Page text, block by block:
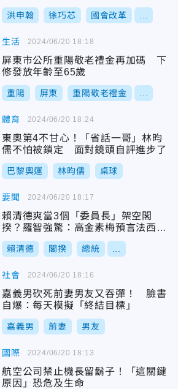
洪申翰 徐巧芯 國會改革
生活
屏東市公所重陽敬老禮金再加碼 下
修發放年齡至65歲
重陽 屏東 重陽敬老禮金
2024/06/20 18:18
體育
東奧第4不甘心！「省話一哥」林昀
儒不怕被鎖定 面對鏡頭自評進步了
巴黎奧運 林昀儒 桌球
2024/06/20 18:24
要聞
賴清德爽當3個「委員長」架空閣
揆？羅智強驚：高金素梅預言法西斯
化成真中
賴清德 閣揆 總統
2024/06/20 18:17
社會
嘉義男砍死前妻男友又吞彈！ 臉書
自爆：每天模擬「終結目標」
嘉義男 前妻 男友
2024/06/20 18:16
國際
航空公司禁止機長留鬍子！「這關鍵
原因」恐危及生命
2024/06/20 18:13